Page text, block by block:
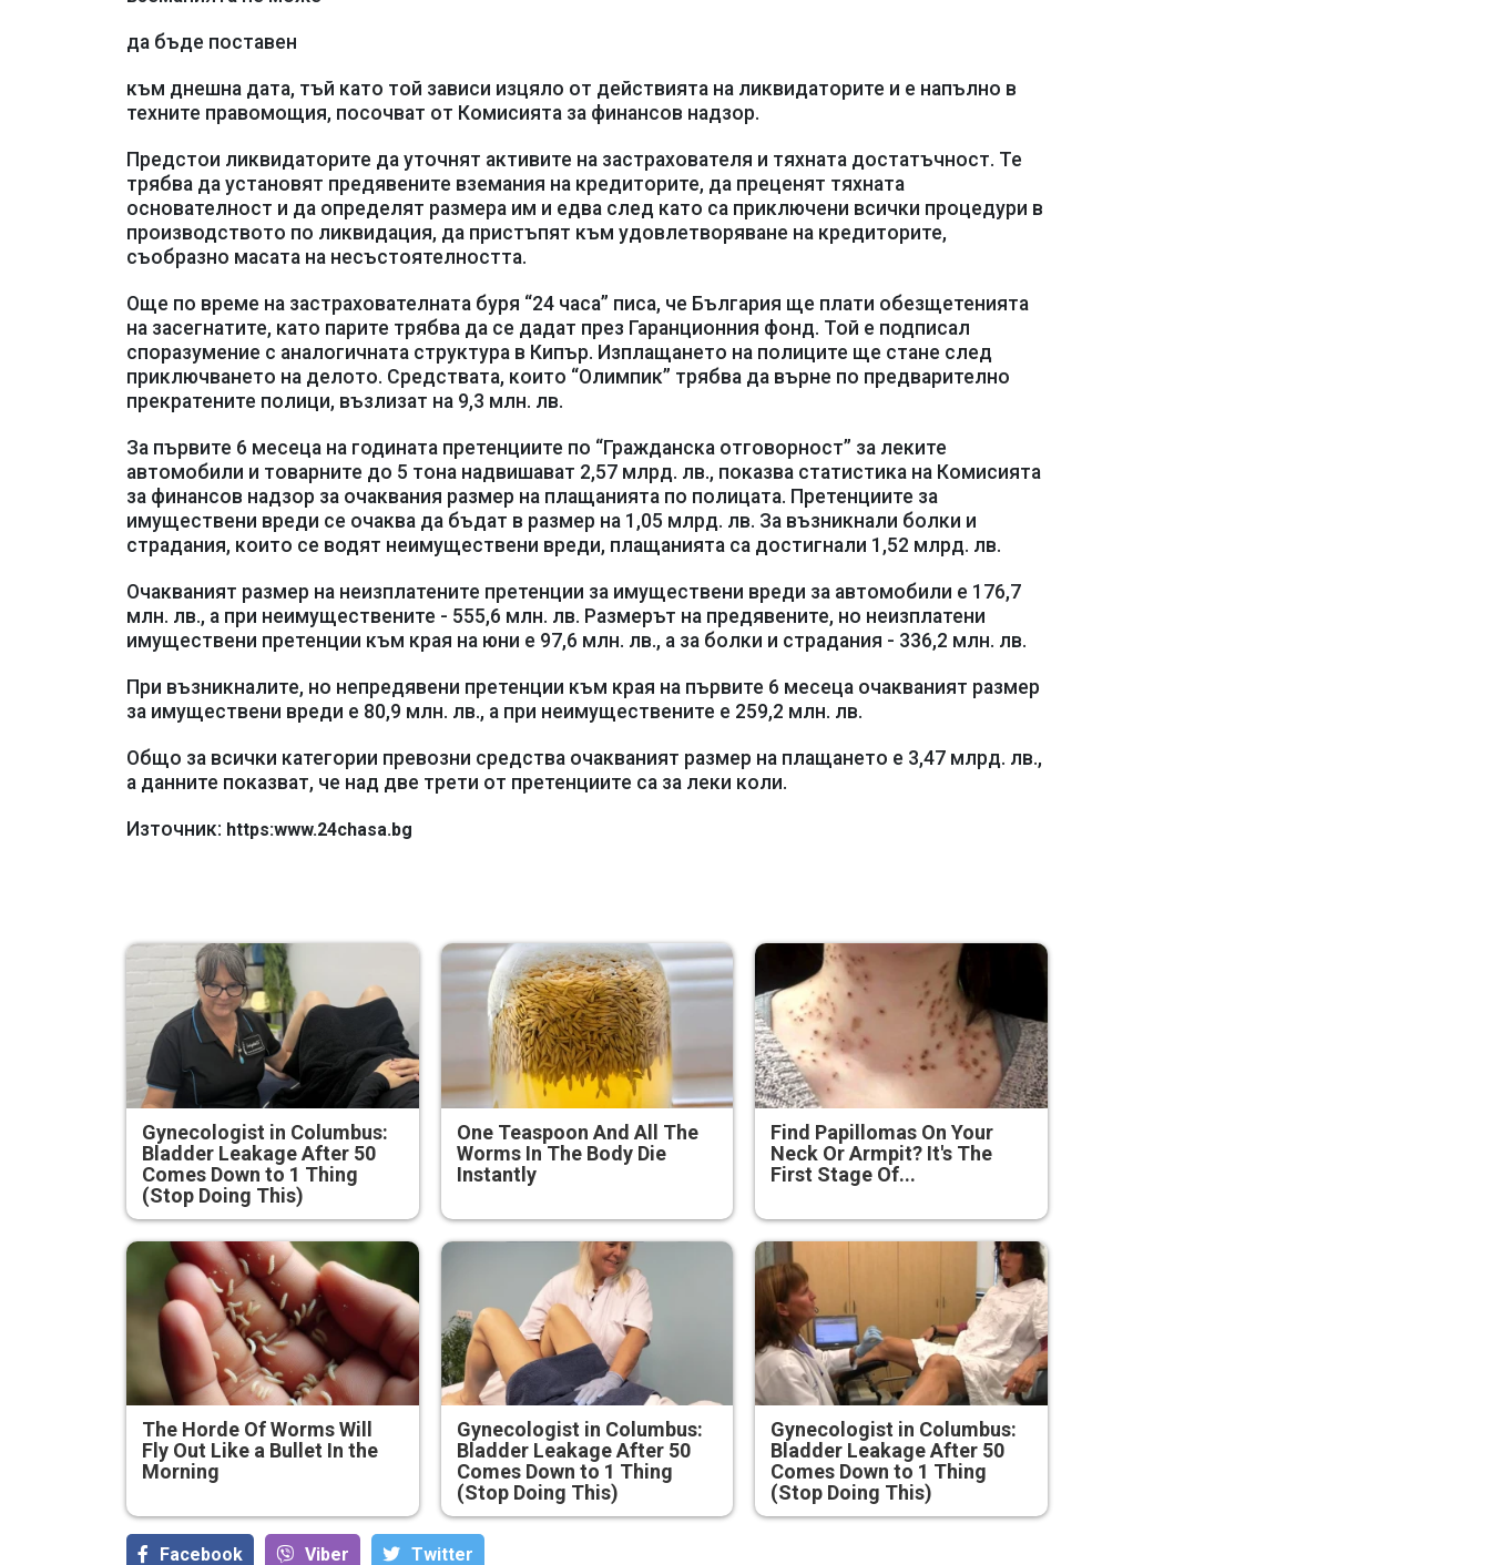
да бъде поставен
към днешна дата, тъй като той зависи изцяло от действията на ликвидаторите и е напълно в
техните правомощия, посочват от Комисията за финансов надзор.
Предстои ликвидаторите да уточнят активите на застрахователя и тяхната достатъчност. Те
трябва да установят предявените вземания на кредиторите, да преценят тяхната
основателност и да определят размера им и едва след като са приключени всички процедури в
производството по ликвидация, да пристъпят към удовлетворяване на кредиторите,
съобразно масата на несъстоятелността.
Още по време на застрахователната буря “24 часа” писа, че България ще плати обезщетенията
на засегнатите, като парите трябва да се дадат през Гаранционния фонд. Той е подписал
споразумение с аналогичната структура в Кипър. Изплащането на полиците ще стане след
приключването на делото. Средствата, които “Олимпик” трябва да върне по предварително
прекратените полици, възлизат на 9,3 млн. лв.
За първите 6 месеца на годината претенциите по “Гражданска отговорност” за леките
автомобили и товарните до 5 тона надвишават 2,57 млрд. лв., показва статистика на Комисията
за финансов надзор за очаквания размер на плащанията по полицата. Претенциите за
имуществени вреди се очаква да бъдат в размер на 1,05 млрд. лв. За възникнали болки и
страдания, които се водят неимуществени вреди, плащанията са достигнали 1,52 млрд. лв.
Очакваният размер на неизплатените претенции за имуществени вреди за автомобили е 176,7
млн. лв., а при неимуществените - 555,6 млн. лв. Размерът на предявените, но неизплатени
имуществени претенции към края на юни е 97,6 млн. лв., а за болки и страдания - 336,2 млн. лв.
При възникналите, но непредявени претенции към края на първите 6 месеца очакваният размер
за имуществени вреди е 80,9 млн. лв., а при неимуществените е 259,2 млн. лв.
Общо за всички категории превозни средства очакваният размер на плащането е 3,47 млрд. лв.,
а данните показват, че над две трети от претенциите са за леки коли.
Източник: https:www.24chasa.bg
Gynecologist in Columbus:
Bladder Leakage After 50
Comes Down to 1 Thing
(Stop Doing This)
One Teaspoon And All The
Worms In The Body Die
Instantly
Find Papillomas On Your
Neck Or Armpit? It's The
First Stage Of...
The Horde Of Worms Will
Fly Out Like a Bullet In the
Morning
Gynecologist in Columbus:
Bladder Leakage After 50
Comes Down to 1 Thing
(Stop Doing This)
Gynecologist in Columbus:
Bladder Leakage After 50
Comes Down to 1 Thing
(Stop Doing This)
Facebook Viber Тwitter